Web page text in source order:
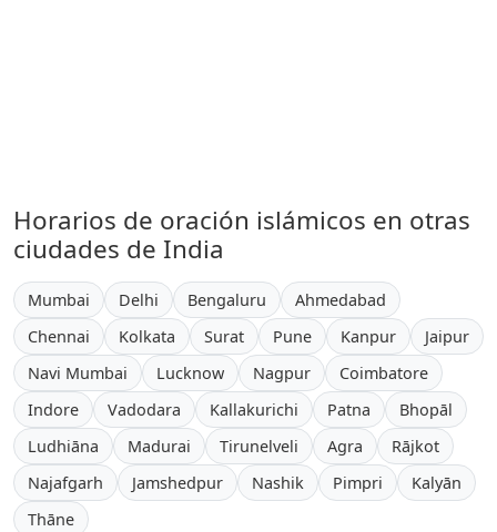
Horarios de oración islámicos en otras
ciudades de India
Mumbai Delhi Bengaluru
Ahmedabad
Chennai
Kolkata Surat Pune Kanpur
Jaipur
Navi Mumbai
Lucknow Nagpur
Coimbatore
Indore
Vadodara Kallakurichi Patna
Bhopāl
Ludhiāna
Madurai Tirunelveli Agra
Rājkot
Najafgarh
Jamshedpur Nashik Pimpri
Kalyān
Thāne